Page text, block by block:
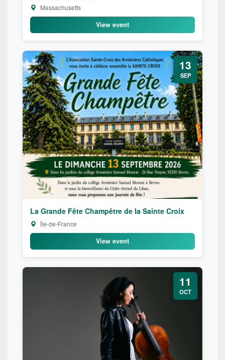
Massachusetts
View event
13
SEP
La Grande Fête Champêtre de la Sainte Croix
Île-de-France
View event
11
OCT